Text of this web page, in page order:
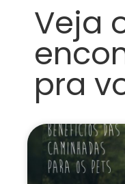
Veja
pra